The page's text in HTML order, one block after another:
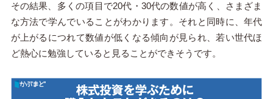
その結果、多くの項目で20代・30代の数値が高く、さまざま
な方法で学んでいることがわかります。それと同時に、年代
が上がるにつれて数値が低くなる傾向が見られ、若い世代ほ
ど熱心に勉強していると見ることができそうです。